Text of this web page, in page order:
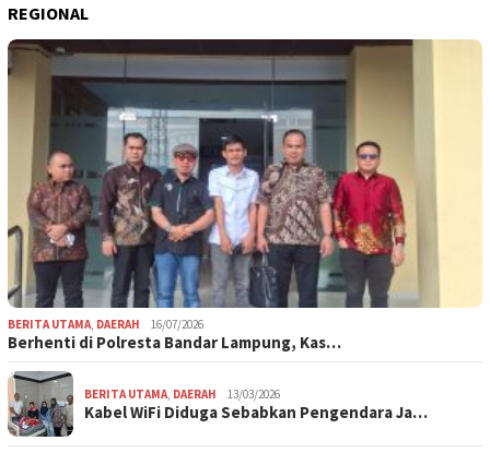
REGIONAL
BERITA UTAMA DAERAH 16/07/2026
Berhenti di Polresta Bandar Lampung, Kas…
BERITA UTAMA DAERAH 13/03/2026
Kabel WiFi Diduga Sebabkan Pengendara Ja…